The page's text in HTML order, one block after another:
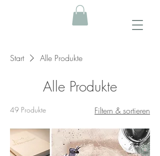
Start Alle Produkte
Alle Produkte
49 Produkte Filtern & sortieren